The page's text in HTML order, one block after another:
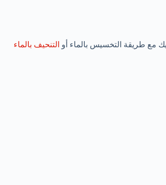
مع طريقة التخسيس بالماء أو التنحيف بالماء